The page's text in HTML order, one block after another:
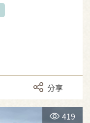
分享
419